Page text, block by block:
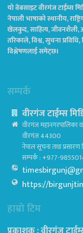
यो वेबसाइट वीरगंज टाईम्स
नेपाली भाषाको स्थानीय,
खेलकुद, साहित्य, जीवनशैली,
तरिकाले, विश्व, सुचना
विश्लेषणलाई समेट्छ।
सम्पर्क
वीरगंज टाईम्स
वीरगंज महानगरपालिका
वीरगंज 44300
नेपाल सूचना तथा
सम्पर्क : +977-
https://
हाम्रो टिम